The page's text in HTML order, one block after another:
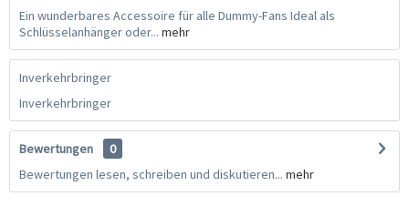
Ein wunderbares Accessoire für alle Dummy-Fans Ideal als
Schlüsselanhänger oder... mehr
Inverkehrbringer
Inverkehrbringer
Bewertungen
0
Bewertungen lesen, schreiben und diskutieren... mehr